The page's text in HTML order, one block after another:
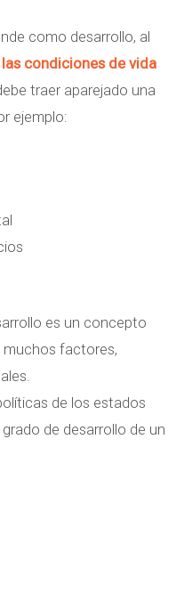
como desarrollo, al
condiciones de vida
traer aparejado una
ejemplo:
es un concepto
muchos factores,
de los estados
de desarrollo de un